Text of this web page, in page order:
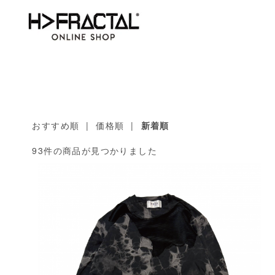
おすすめ順 |価格順 | 新着順
93件の商品が見つかりました